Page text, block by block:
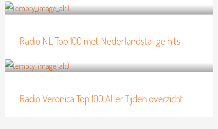
Radio NL Top 100 met Nederlandstalige hits
Radio Veronica Top 100 Aller Tijden overzicht